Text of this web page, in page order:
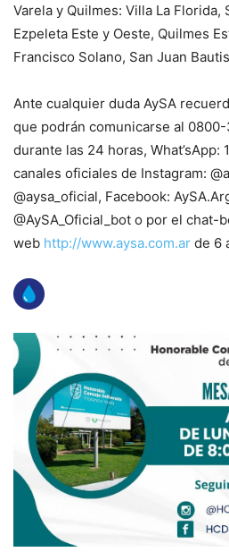
Varela y Quilmes: Villa La Florida,
Ezpeleta Este y Oeste, Quilmes
Francisco Solano, San Juan
Ante cualquier duda AySA
que podrán comunicarse al
durante las 24 horas,
canales oficiales de Instagram:
@aysa_oficial, Facebook:
@AySA_Oficial_bot o por el chat-
web http://www.aysa.com.ar de 6